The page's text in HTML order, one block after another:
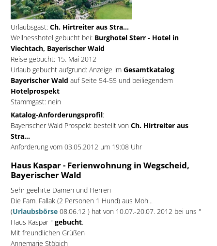
Urlaubsgast:Ch. Hirtreiter aus Stra...
Wellnesshotel gebucht bei:Burghotel Sterr - Hotel in
Viechtach, Bayerischer Wald
Reise gebucht: 15. Mai 2012
Urlaub gebucht aufgrund: Anzeige im Gesamtkatalog
Bayerischer Wald auf Seite 54-55 und beiliegendem
Hotelprospekt
Stammgast: nein
Katalog-Anforderungsprofil:
Bayerischer Wald Prospekt bestellt von Ch. Hirtreiter aus
Stra...
Anforderung vom 03.05.2012 um 19:08 Uhr
Haus Kaspar - Ferienwohnung in Wegscheid,
Bayerischer Wald
Sehr geehrte Damen und Herren
Die Fam. Fallak (2 Personen 1 Hund) aus Moh...
(Urlaubsbörse08.06.12 ) hat von 10.07.-20.07. 2012 bei uns "
Haus Kaspar " gebucht.
Mit freundlichen Grüßen
Annemarie Stöbich